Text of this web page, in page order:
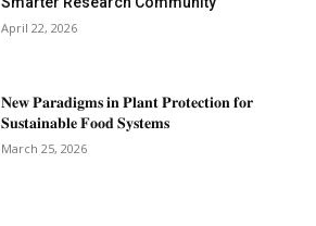
April 22, 2026
𝐍𝐞𝐰 𝐏𝐚𝐫𝐚𝐝𝐢𝐠𝐦𝐬 𝐢𝐧 𝐏𝐥𝐚𝐧𝐭 𝐏𝐫𝐨𝐭𝐞𝐜𝐭𝐢𝐨𝐧 𝐟𝐨𝐫
𝐒𝐮𝐬𝐭𝐚𝐢𝐧𝐚𝐛𝐥𝐞 𝐅𝐨𝐨𝐝 𝐒𝐲𝐬𝐭𝐞𝐦𝐬
March 25, 2026